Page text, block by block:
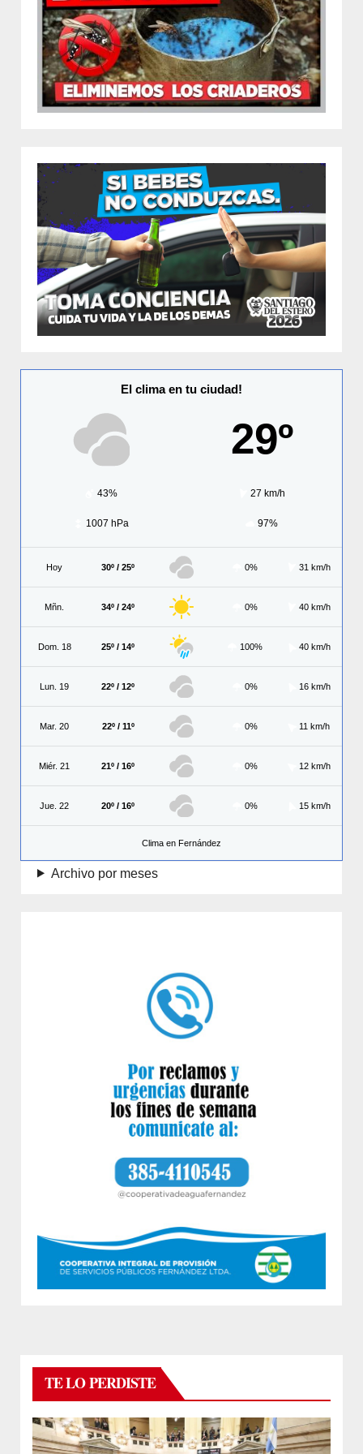
El clima en tu ciudad!
29º
43% 27 km/h
1007 hPa 97%
Hoy 30º / 25º 0% 31 km/h
Mñn. 34º / 24º 0% 40 km/h
Dom. 18 25º / 14º 100% 40 km/h
Lun. 19 22º / 12º 0% 16 km/h
Mar. 20 22º / 11º 0% 11 km/h
Miér. 21 21º / 16º 0% 12 km/h
Jue. 22 20º / 16º 0% 15 km/h
Clima en Fernández
Archivo por meses
TE LO PERDISTE